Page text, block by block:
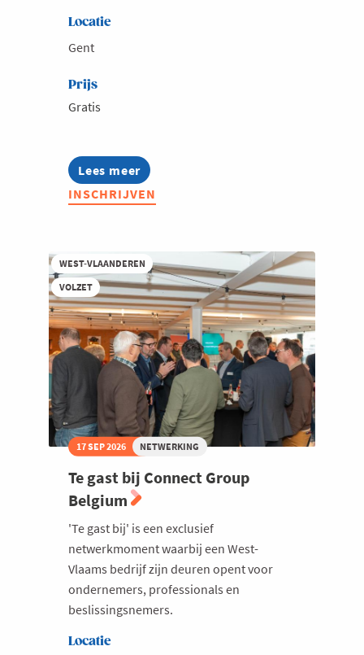
Locatie
Gent
Prijs
Gratis
Lees meer
about
Infosessie
Techtrip
INSCHRIJVEN
WEST-VLAANDEREN
VOLZET
17 SEP 2026 NETWERKING
Te gast bij Connect Group
Belgium
'Te gast bij' is een exclusief
netwerkmoment waarbij een West-
Vlaams bedrijf zijn deuren opent voor
ondernemers, professionals en
beslissingsnemers.
Locatie